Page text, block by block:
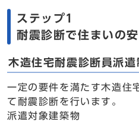
ステップ1
耐震診断で住まいの
木造住宅耐震診断員派遣
一定の要件を満たす木造住
て耐震診断を行います。
派遣対象建築物